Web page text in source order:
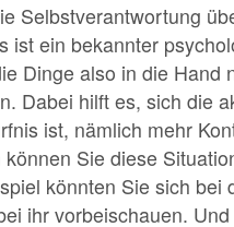
Selbstverantwortung
ist ein bekannter
Dinge also in die Hand
Dabei hilft es, sich die
ist, nämlich mehr
können Sie diese
könnten Sie sich bei
ihr vorbeischauen.